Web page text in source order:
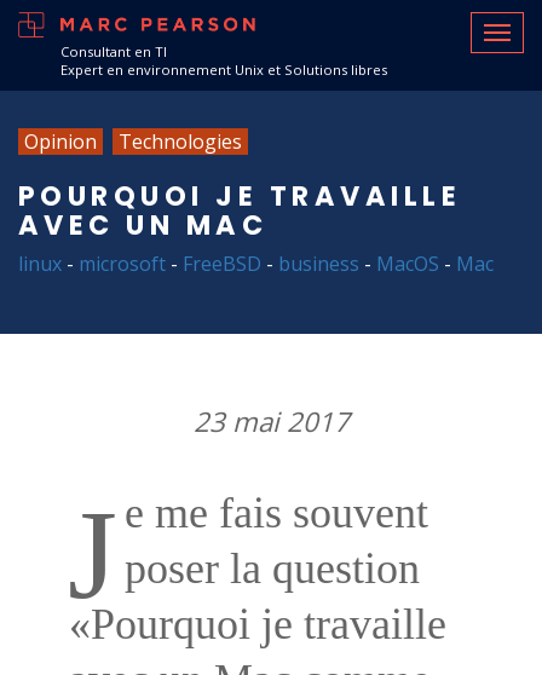
Consultant en TI
Expert en environnement Unix et Solutions libres
Opinion Technologies
POURQUOI JE TRAVAILLE
AVEC UN MAC
linux - microsoft - FreeBSD - business - MacOS - Mac
23 mai 2017
J e me fais souvent
poser la question
«Pourquoi je travaille